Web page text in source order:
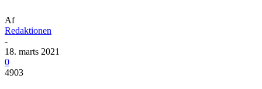
Af
Redaktionen
-
18. marts 2021
0
4903